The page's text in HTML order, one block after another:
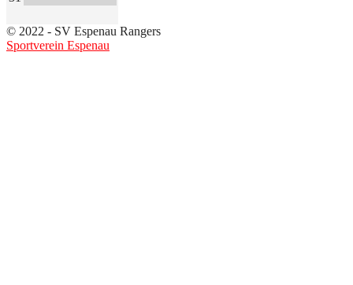
© 2022 - SV Espenau Rangers
Sportverein Espenau